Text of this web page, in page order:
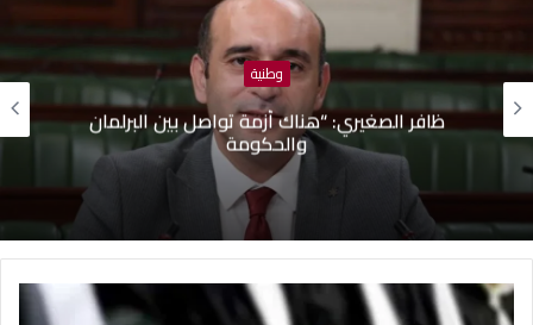
وطنية
ظافر الصغيري: “هناك أزمة تواصل بين البرلمان
والحكومة